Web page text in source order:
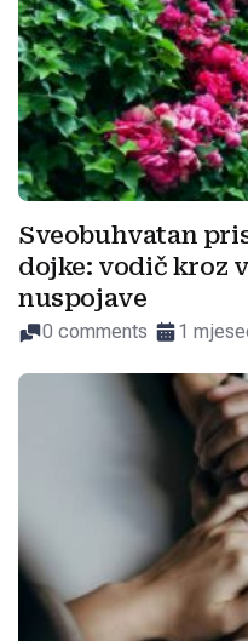
Sveobuhvatan
dojke: vodič kroz
nuspojave
0 comments 1